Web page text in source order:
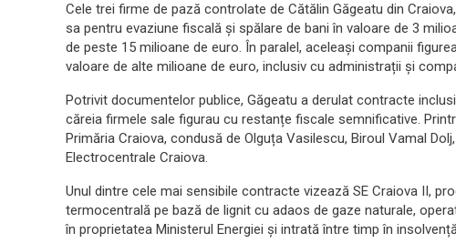
Cele trei firme de pază controlate de Cătălin Găgeatu din
sa pentru evaziune fiscală și spălare de bani în valoare de 3
de peste 15 milioane de euro. În paralel, aceleași companii
valoare de alte milioane de euro, inclusiv cu administrații și
Potrivit documentelor publice, Găgeatu a derulat contracte
căreia firmele sale figurau cu restanțe fiscale semnificative.
Primăria Craiova, condusă de Olguța Vasilescu, Biroul Vamal
Electrocentrale Craiova.
Unul dintre cele mai sensibile contracte vizează SE Craiova II,
termocentrală pe bază de lignit cu adaos de gaze naturale,
în proprietatea Ministerul Energiei și intrată între timp în